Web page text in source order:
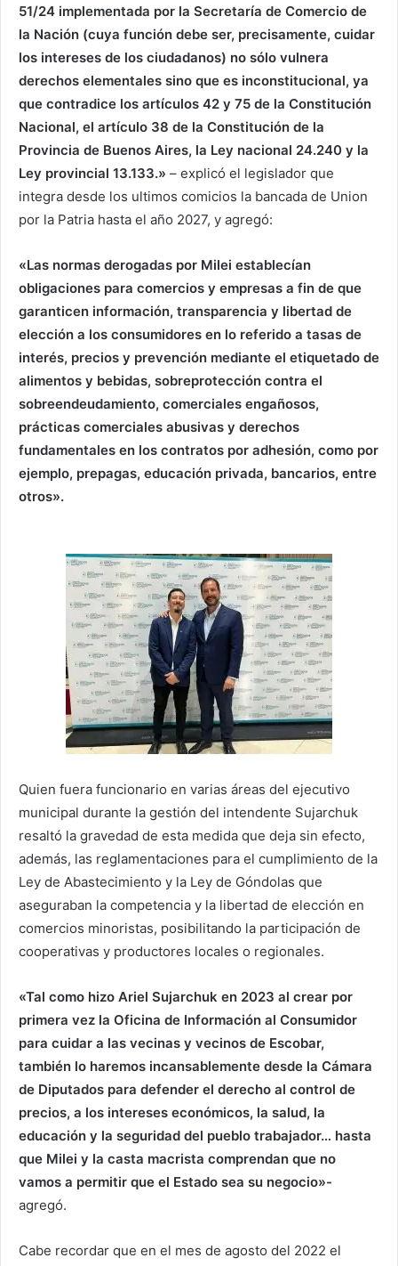
51/24 implementada por la Secretaría de Comercio de
la Nación (cuya función debe ser, precisamente, cuidar
los intereses de los ciudadanos) no sólo vulnera
derechos elementales sino que es inconstitucional, ya
que contradice los artículos 42 y 75 de la Constitución
Nacional, el artículo 38 de la Constitución de la
Provincia de Buenos Aires, la Ley nacional 24.240 y la
Ley provincial 13.133.» – explicó el legislador que
integra desde los ultimos comicios la bancada de Union
por la Patria hasta el año 2027, y agregó:
«Las normas derogadas por Milei establecían
obligaciones para comercios y empresas a fin de que
garanticen información, transparencia y libertad de
elección a los consumidores en lo referido a tasas de
interés, precios y prevención mediante el etiquetado de
alimentos y bebidas, sobreprotección contra el
sobreendeudamiento, comerciales engañosos,
prácticas comerciales abusivas y derechos
fundamentales en los contratos por adhesión, como por
ejemplo, prepagas, educación privada, bancarios, entre
otros».
Quien fuera funcionario en varias áreas del ejecutivo
municipal durante la gestión del intendente Sujarchuk
resaltó la gravedad de esta medida que deja sin efecto,
además, las reglamentaciones para el cumplimiento de la
Ley de Abastecimiento y la Ley de Góndolas que
aseguraban la competencia y la libertad de elección en
comercios minoristas, posibilitando la participación de
cooperativas y productores locales o regionales.
«Tal como hizo Ariel Sujarchuk en 2023 al crear por
primera vez la Oficina de Información al Consumidor
para cuidar a las vecinas y vecinos de Escobar,
también lo haremos incansablemente desde la Cámara
de Diputados para defender el derecho al control de
precios, a los intereses económicos, la salud, la
educación y la seguridad del pueblo trabajador… hasta
que Milei y la casta macrista comprendan que no
vamos a permitir que el Estado sea su negocio»-
agregó.
Cabe recordar que en el mes de agosto del 2022 el